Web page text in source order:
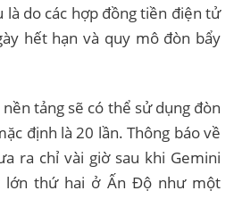
là do các hợp đồng tiền điện tử
hết hạn và quy mô đòn bẩy
tảng sẽ có thể sử dụng đòn
định là 20 lần. Thông báo về
ra chỉ vài giờ sau khi Gemini
thứ hai ở Ấn Độ như một